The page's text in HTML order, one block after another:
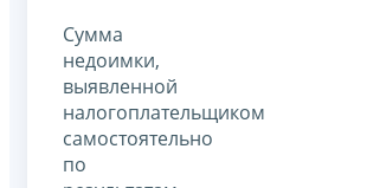
Сумма
недоимки,
выявленной
налогоплательщиком
самостоятельно
по